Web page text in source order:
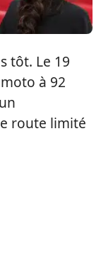
tôt. Le 19
à 92
route limité